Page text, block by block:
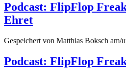
Podcast: FlipFlop
Ehret
Gespeichert von Matthias Boksch am/
Podcast: FlipFlop